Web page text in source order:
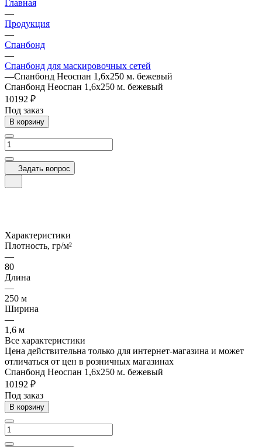
Главная
—
Продукция
—
Спанбонд
—
Спанбонд для маскировочных сетей
—Спанбонд Неоспан 1,6х250 м. бежевый
Спанбонд Неоспан 1,6х250 м. бежевый
10192 ₽
Под заказ
В корзину
Задать вопрос
Характеристики
Плотность, гр/м²
—
80
Длина
—
250 м
Ширина
—
1,6 м
Все характеристики
Цена действительна только для интернет-магазина и может
отличаться от цен в розничных магазинах
Спанбонд Неоспан 1,6х250 м. бежевый
10192 ₽
Под заказ
В корзину